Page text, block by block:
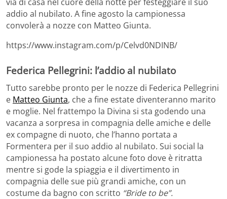
addio al nubilato. A fine agosto la campionessa
convolerà a nozze con Matteo Giunta.
https://www.instagram.com/p/Celvd0NDINB/
Federica Pellegrini: l’addio al nubilato
Tutto sarebbe pronto per le nozze di Federica Pellegrini
e Matteo Giunta, che a fine estate diventeranno marito
e moglie. Nel frattempo la Divina si sta godendo una
vacanza a sorpresa in compagnia delle amiche e delle
ex compagne di nuoto, che l’hanno portata a
Formentera per il suo addio al nubilato. Sui social la
campionessa ha postato alcune foto dove è ritratta
mentre si gode la spiaggia e il divertimento in
compagnia delle sue più grandi amiche, con un
costume da bagno con scritto “Bride to be”.